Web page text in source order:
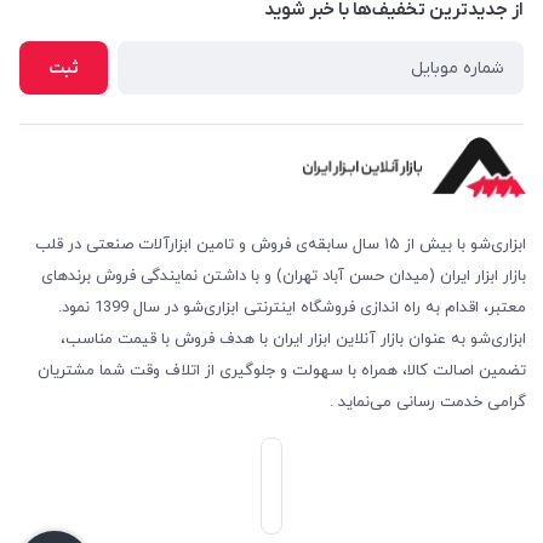
درباره ما
روش های ارسال
امکان خرید حضوری
از جدید‌ترین تخفیف‌ها با‌ خبر شوید
ثبت
ابزاری‌شو با بیش از ۱۵ سال سابقه‌ی فروش و تامین ابزارآلات صنعتی در قلب
بازار ابزار ایران (میدان حسن آباد تهران) و با داشتن نمایندگی فروش برندهای
معتبر، اقدام به راه اندازی فروشگاه اینترنتی ابزاری‌شو در سال 1399 نمود.
ابزاری‌شو به عنوان بازار آنلاین ابزار ایران با هدف فروش با قیمت مناسب،
تضمین اصالت کالا، همراه با سهولت و جلوگیری از اتلاف وقت شما مشتریان
گرامی خدمت رسانی می‌نماید .